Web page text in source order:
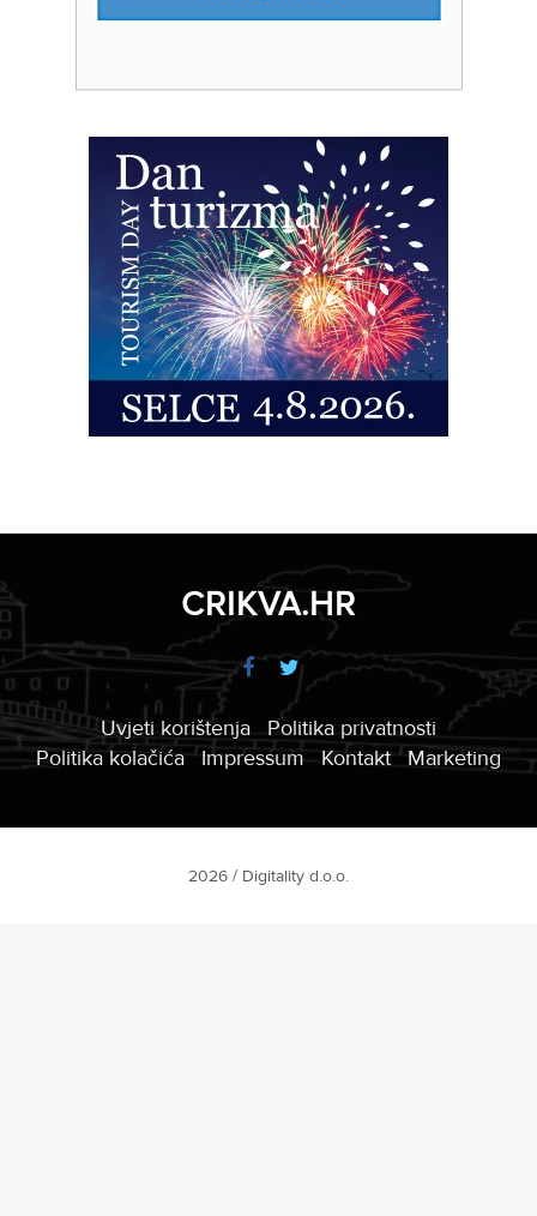
CRIKVA.HR
Uvjeti korištenja
Politika privatnosti
Politika kolačića
Impressum Kontakt Marketing
2026 / Digitality d.o.o.